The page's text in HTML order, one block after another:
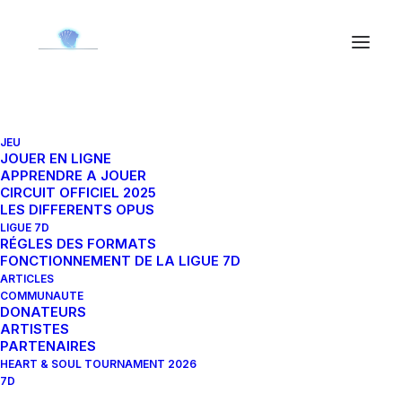
JEU
JOUER EN LIGNE
APPRENDRE A JOUER
CIRCUIT OFFICIEL 2025
LES DIFFERENTS OPUS
LIGUE 7D
RÉGLES DES FORMATS
FONCTIONNEMENT DE LA LIGUE 7D
ARTICLES
COMMUNAUTE
DONATEURS
ARTISTES
PARTENAIRES
HEART & SOUL TOURNAMENT 2026
7D
Capture the Beauty of Nature through
Talking to randos is the norm. I’ll never
forget the…